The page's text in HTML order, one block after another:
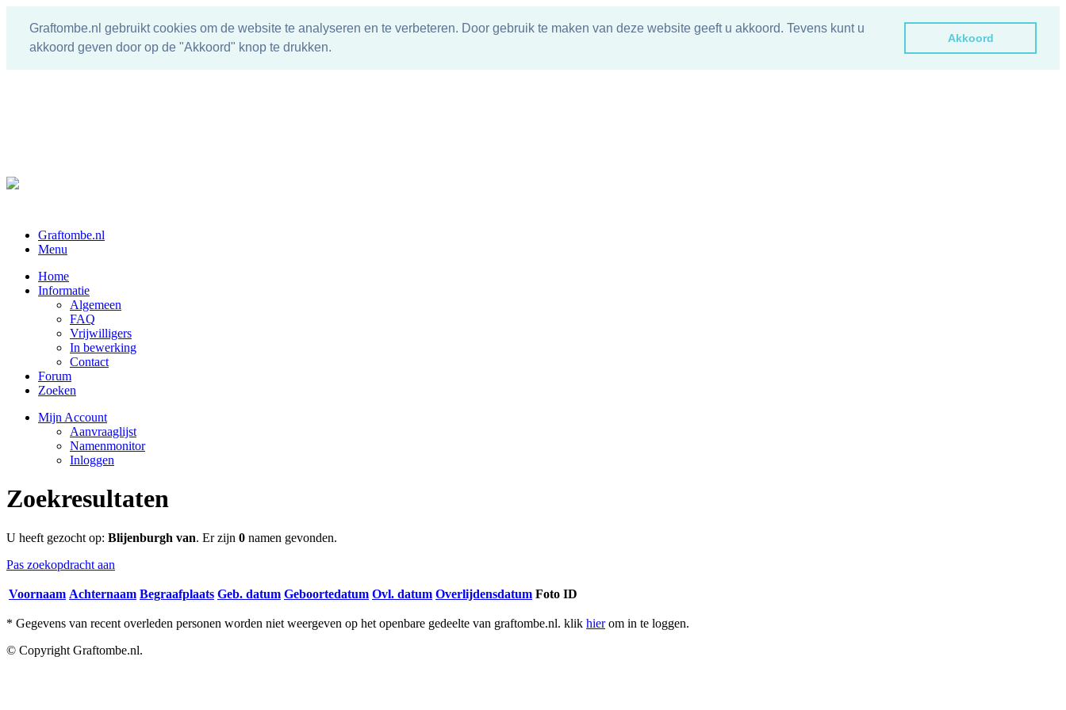
Graftombe.nl gebruikt cookies om de website te analyseren en te verbeteren. Door gebruik te maken van deze website geeft u akkoord. Tevens kunt u
akkoord geven door op de "Akkoord" knop te drukken.
Akkoord
Graftombe.nl
Menu
Home
Informatie
Algemeen
FAQ
Vrijwilligers
In bewerking
Contact
Forum
Zoeken
Mijn Account
Aanvraaglijst
Namenmonitor
Inloggen
Zoekresultaten
U heeft gezocht op: Blijenburgh van. Er zijn 0 namen gevonden.
Pas zoekopdracht aan
Voornaam Achternaam Begraafplaats Geb. datum Geboortedatum Ovl. datum Overlijdensdatum Foto ID
* Gegevens van recent overleden personen worden niet weergeven op het openbare gedeelte van graftombe.nl. klik hierom in te loggen.
© Copyright Graftombe.nl.